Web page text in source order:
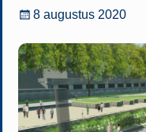
8 augustus 2020